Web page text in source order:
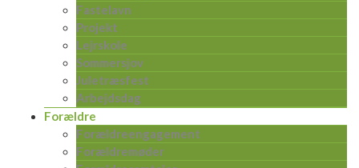
Fastelavn
Projekt
Lejrskole
Sommersjov
Juletræsfest
Arbejdsdag
Forældre
Forældreengagement
Forældremøder